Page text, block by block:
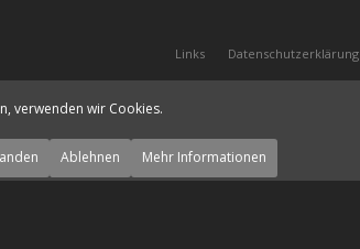
Links Datenschutzerklärung
verwenden wir Cookies.
Ablehnen Mehr Informationen